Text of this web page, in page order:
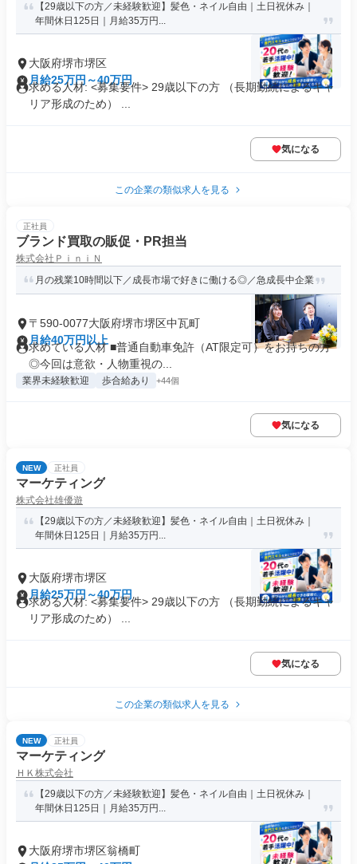
【29歳以下の方／未経験歓迎】髪色・ネイル自由｜土日祝休み｜
年間休日125日｜月給35万円...
大阪府堺市堺区
月給25万円～40万円
求める人材: <募集要件> 29歳以下の方 （長期勤続によるキャ
リア形成のため） ...
気になる
この企業の類似求人を見る
正社員
ブランド買取の販促・PR担当
株式会社ＰｉｎｉＮ
月の残業10時間以下／成長市場で好きに働ける◎／急成長中企業
〒590-0077大阪府堺市堺区中瓦町
月給40万円以上
求めている人材 ■普通自動車免許（AT限定可）をお持ちの方
◎今回は意欲・人物重視の...
業界未経験歓迎 歩合給あり +44個
気になる
NEW 正社員
マーケティング
株式会社雄優遊
【29歳以下の方／未経験歓迎】髪色・ネイル自由｜土日祝休み｜
年間休日125日｜月給35万円...
大阪府堺市堺区
月給25万円～40万円
求める人材: <募集要件> 29歳以下の方 （長期勤続によるキャ
リア形成のため） ...
気になる
この企業の類似求人を見る
NEW 正社員
マーケティング
ＨＫ株式会社
【29歳以下の方／未経験歓迎】髪色・ネイル自由｜土日祝休み｜
年間休日125日｜月給35万円...
大阪府堺市堺区翁橋町